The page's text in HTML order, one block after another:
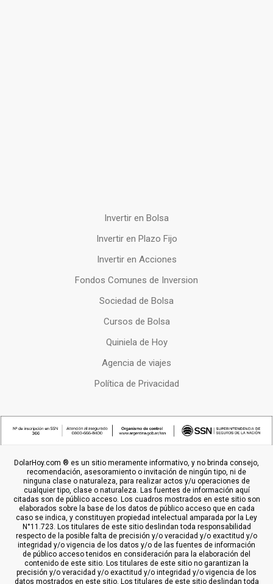
Invertir en Bolsa
Invertir en Plazo Fijo
Invertir en Acciones
Fondos Comunes de Inversion
Sociedad de Bolsa
Cursos de Bolsa
Quiniela de Hoy
Agencia de viajes
Política de Privacidad
DolarHoy.com ® es un sitio meramente informativo, y no brinda consejo,
recomendación, asesoramiento o invitación de ningún tipo, ni de
ninguna clase o naturaleza, para realizar actos y/u operaciones de
cualquier tipo, clase o naturaleza. Las fuentes de información aquí
citadas son de público acceso. Los cuadros mostrados en este sitio son
elaborados sobre la base de los datos de público acceso que en cada
caso se indica, y constituyen propiedad intelectual amparada por la Ley
N°11.723. Los titulares de este sitio deslindan toda responsabilidad
respecto de la posible falta de precisión y/o veracidad y/o exactitud y/o
integridad y/o vigencia de los datos y/o de las fuentes de información
de público acceso tenidos en consideración para la elaboración del
contenido de este sitio. Los titulares de este sitio no garantizan la
precisión y/o veracidad y/o exactitud y/o integridad y/o vigencia de los
datos mostrados en este sitio. Los titulares de este sitio deslindan toda